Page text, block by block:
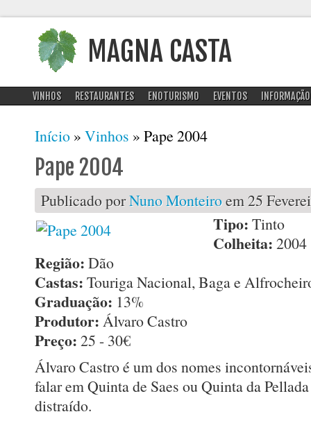
MAGNA CASTA
VINHOS RESTAURANTES ENOTURISMO EVENTOS INFORMAÇÃO
Está aqui
Início » Vinhos » Pape 2004
Pape 2004
Publicado porNuno Monteiroem 25
Tipo: Tinto
Colheita: 2004
Região: Dão
Castas: Touriga Nacional, Baga e
Graduação: 13%
Produtor: Álvaro Castro
Preço: 25 - 30€
Álvaro Castro é um dos nomes
falar em Quinta de Saes ou Quinta da
distraído.